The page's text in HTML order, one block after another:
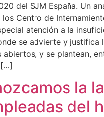
del SJM España. Un
los Centro de
atención a la
se advierte y justifica
abiertos, y se plantean,
[…]
la
del